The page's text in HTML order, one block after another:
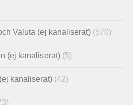
Valuta (ej kanaliserat) (570)
(ej kanaliserat) (5)
kanaliserat) (42)